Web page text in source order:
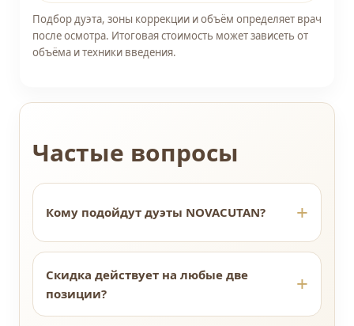
Подбор дуэта, зоны коррекции и объём определяет врач
после осмотра. Итоговая стоимость может зависеть от
объёма и техники введения.
Частые вопросы
Кому подойдут дуэты NOVACUTAN?
Скидка действует на любые две
позиции?